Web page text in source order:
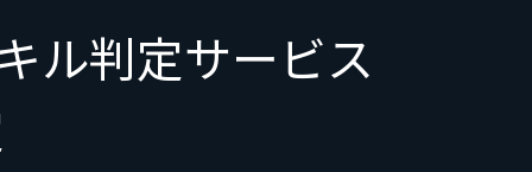
ル判定サービス